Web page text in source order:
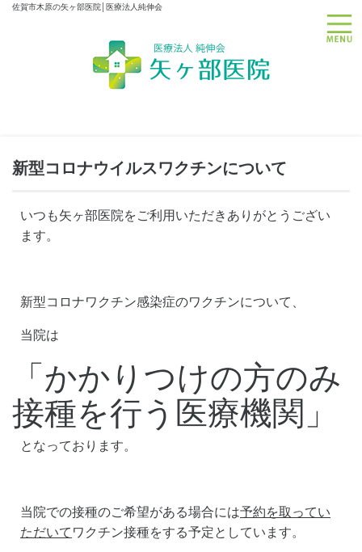
佐賀市木原の矢ヶ部医院│医療法人純伸会
新型コロナウイルスワクチンについて
いつも矢ヶ部医院をご利用いただきありがとうござい
ます。
新型コロナワクチン感染症のワクチンについて、
当院は
「かかりつけの方のみ
接種を行う医療機関」
となっております。
当院での接種のご希望がある場合には予約を取ってい
ただいてワクチン接種をする予定としています。